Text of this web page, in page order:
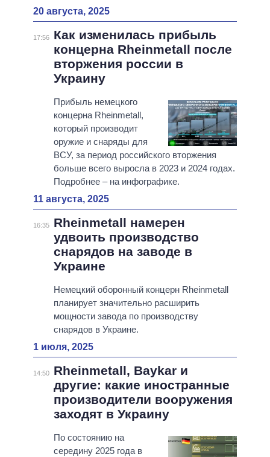
20 августа, 2025
17:56
Как изменилась прибыль
концерна Rheinmetall после
вторжения россии в
Украину
Прибыль немецкого
концерна Rheinmetall,
который производит
оружие и снаряды для
ВСУ, за период российского вторжения
больше всего выросла в 2023 и 2024 годах.
Подробнее – на инфографике.
11 августа, 2025
16:35
Rheinmetall намерен
удвоить производство
снарядов на заводе в
Украине
Немецкий оборонный концерн Rheinmetall
планирует значительно расширить
мощности завода по производству
снарядов в Украине.
1 июля, 2025
14:50
Rheinmetall, Baykar и
другие: какие иностранные
производители вооружения
заходят в Украину
По состоянию на
середину 2025 года в